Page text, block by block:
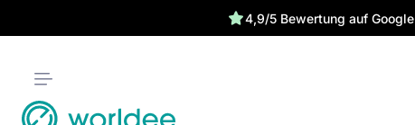
4,9/5 Bewertung auf Google